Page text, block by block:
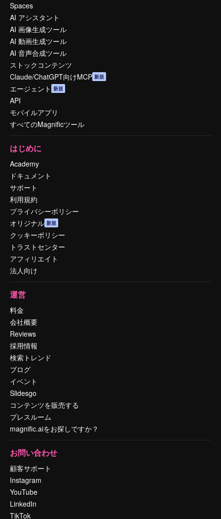
Spaces
AI アシスタント
AI 画像生成ツール
AI 動画生成ツール
AI 音声合成ツール
ストックコンテンツ
Claude/ChatGPT向けMCP 新規
エージェント 新規
API
モバイルアプリ
すべてのMagnificツール
はじめに
Academy
ドキュメント
サポート
利用規約
プライバシーポリシー
オリジナル 新規
クッキーポリシー
トラストセンター
アフィリエイト
法人向け
運営
料金
会社概要
Reviews
採用情報
検索トレンド
ブログ
イベント
Slidesgo
コンテンツを販売する
プレスルーム
magnific.aiをお探しですか？
お問い合わせ
顧客サポート
Instagram
YouTube
LinkedIn
TikTok